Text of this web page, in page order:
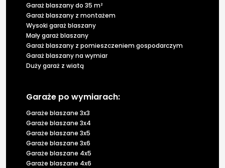
Garaż blaszany do 35 m²
Garaż blaszany z montażem
Wysoki garaż blaszany
Mały garaż blaszany
Garaż blaszany z pomieszczeniem gospodarczym
Garaż blaszany na wymiar
Duży garaż z wiatą
Garaże po wymiarach:
Garaże blaszane 3x3
Garaże blaszane 3x4
Garaże blaszane 3x5
Garaże blaszane 3x6
Garaże blaszane 4x5
Garaże blaszane 4x6